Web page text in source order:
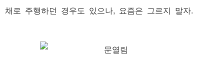
채로 주행하던 경우도 있으나, 요즘은 그르지 말자.